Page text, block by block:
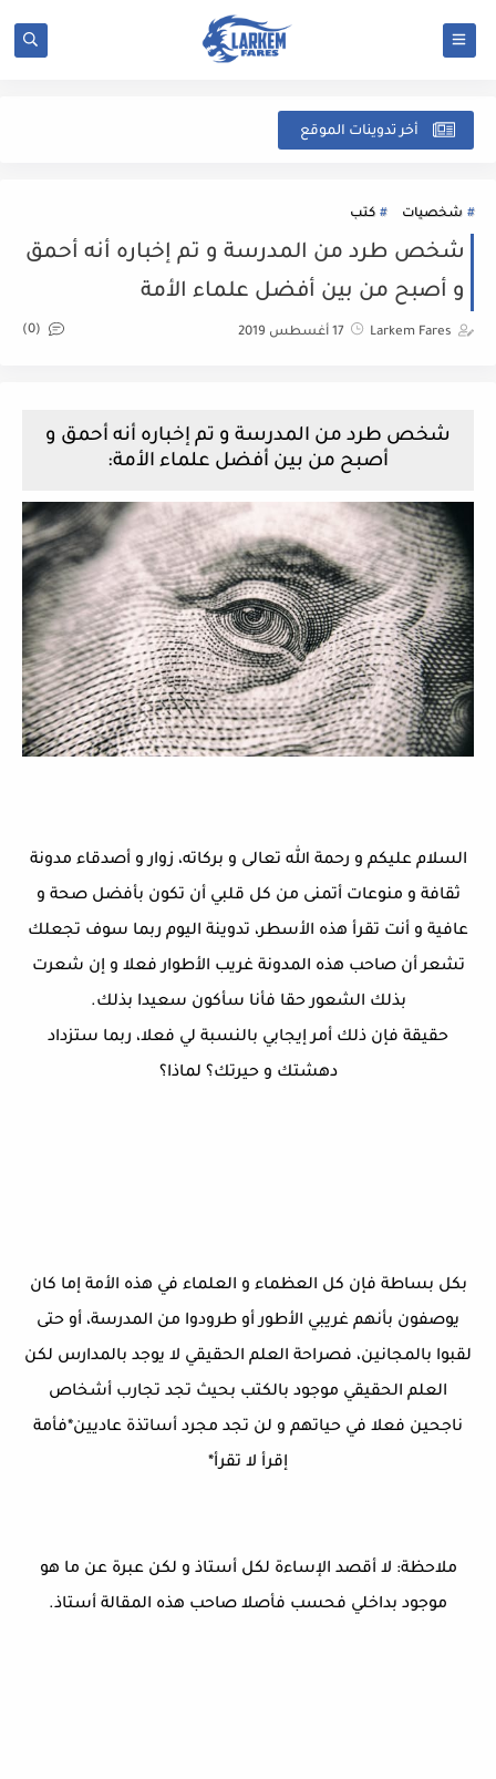
أخر تدوينات الموقع
شخصيات كتب
شخص طرد من المدرسة و تم إخباره أنه أحمق
و أصبح من بين أفضل علماء الأمة
Larkem Fares 17 أغسطس 2019 (0)
شخص طرد من المدرسة و تم إخباره أنه أحمق و
أصبح من بين أفضل علماء الأمة:
السلام عليكم و رحمة الله تعالى و بركاته، زوار و أصدقاء مدونة
ثقافة و منوعات أتمنى من كل قلبي أن تكون بأفضل صحة و
عافية و أنت تقرأ هذه الأسطر، تدوينة اليوم ربما سوف تجعلك
تشعر أن صاحب هذه المدونة غريب الأطوار فعلا و إن شعرت
بذلك الشعور حقا فأنا سأكون سعيدا بذلك.
حقيقة فإن ذلك أمر إيجابي بالنسبة لي فعلا، ربما ستزداد
دهشتك و حيرتك؟ لماذا؟
بكل بساطة فإن كل العظماء و العلماء في هذه الأمة إما كان
يوصفون بأنهم غريبي الأطور أو طرودوا من المدرسة، أو حتى
لقبوا بالمجانين، فصراحة العلم الحقيقي لا يوجد بالمدارس لكن
العلم الحقيقي موجود بالكتب بحيث تجد تجارب أشخاص
ناجحين فعلا في حياتهم و لن تجد مجرد أساتذة عاديين*فأمة
إقرأ لا تقرأ*
ملاحظة: لا أقصد الإساءة لكل أستاذ و لكن عبرة عن ما هو
موجود بداخلي فحسب فأصلا صاحب هذه المقالة أستاذ.